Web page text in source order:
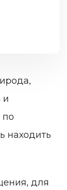
и
по
находить
для